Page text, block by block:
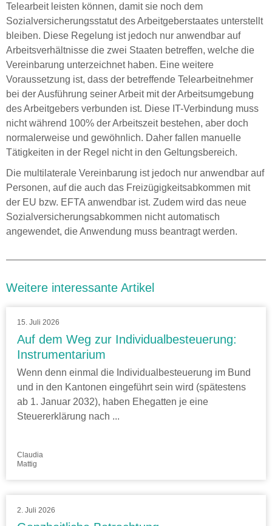
Telearbeit leisten können, damit sie noch dem
Sozialversicherungsstatut des Arbeitgeberstaates unterstellt
bleiben. Diese Regelung ist jedoch nur anwendbar auf
Arbeitsverhältnisse die zwei Staaten betreffen, welche die
Vereinbarung unterzeichnet haben. Eine weitere
Voraussetzung ist, dass der betreffende Telearbeitnehmer
bei der Ausführung seiner Arbeit mit der Arbeitsumgebung
des Arbeitgebers verbunden ist. Diese IT-Verbindung muss
nicht während 100% der Arbeitszeit bestehen, aber doch
normalerweise und gewöhnlich. Daher fallen manuelle
Tätigkeiten in der Regel nicht in den Geltungsbereich.
Die multilaterale Vereinbarung ist jedoch nur anwendbar auf
Personen, auf die auch das Freizügigkeitsabkommen mit
der EU bzw. EFTA anwendbar ist. Zudem wird das neue
Sozialversicherungsabkommen nicht automatisch
angewendet, die Anwendung muss beantragt werden.
Weitere interessante Artikel
15. Juli 2026
Auf dem Weg zur Individualbesteuerung:
Instrumentarium
Wenn denn einmal die Individualbesteuerung im Bund
und in den Kantonen eingeführt sein wird (spätestens
ab 1. Januar 2032), haben Ehegatten je eine
Steuererklärung nach ...
Claudia
Mattig
2. Juli 2026